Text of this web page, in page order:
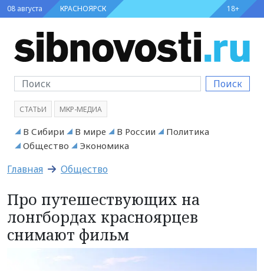
08 августа КРАСНОЯРСК 18+
Поиск
СТАТЬИ МКР-МЕДИА
В Сибири В мире В России
Политика
Общество
Экономика
Главная Общество
Про путешествующих на
лонгбордах красноярцев
снимают фильм